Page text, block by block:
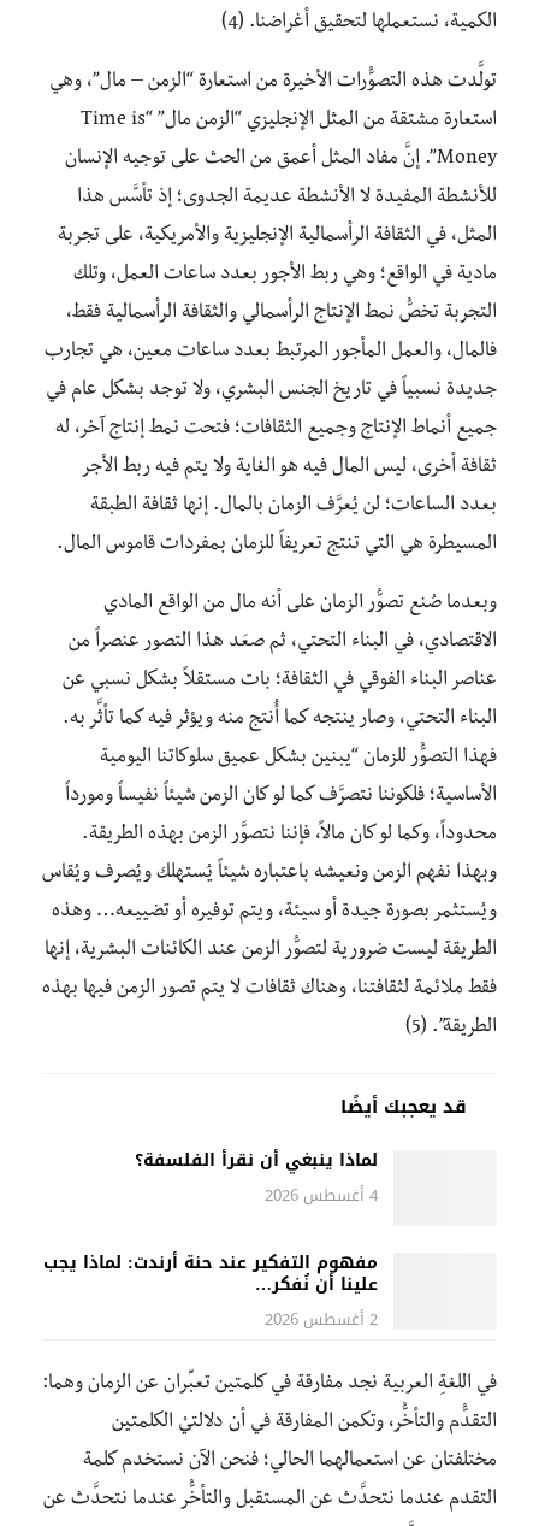
الكمية، نستعملها لتحقيق أغراضنا. (4)
تولَّدت هذه التصوُّرات الأخيرة من استعارة “الزمن – مال”، وهي
استعارة مشتقة من المثل الإنجليزي “الزمن مال” “Time is
Money”. إنَّ مفاد المثل أعمق من الحث على توجيه الإنسان
للأنشطة المفيدة لا الأنشطة عديمة الجدوى؛ إذ تأسَّس هذا
المثل، في الثقافة الرأسمالية الإنجليزية والأمريكية، على تجربة
مادية في الواقع؛ وهي ربط الأجور بعدد ساعات العمل، وتلك
التجربة تخصُّ نمط الإنتاج الرأسمالي والثقافة الرأسمالية فقط،
فالمال، والعمل المأجور المرتبط بعدد ساعات معين، هي تجارب
جديدة نسبياً في تاريخ الجنس البشري، ولا توجد بشكل عام في
جميع أنماط الإنتاج وجميع الثقافات؛ فتحت نمط إنتاج آخر، له
ثقافة أخرى، ليس المال فيه هو الغاية ولا يتم فيه ربط الأجر
بعدد الساعات؛ لن يُعرَّف الزمان بالمال. إنها ثقافة الطبقة
المسيطرة هي التي تنتج تعريفاً للزمان بمفردات قاموس المال.
وبعدما صُنع تصوُّر الزمان على أنه مال من الواقع المادي
الاقتصادي، في البناء التحتي، ثم صعَد هذا التصور عنصراً من
عناصر البناء الفوقي في الثقافة؛ بات مستقلاً بشكل نسبي عن
البناء التحتي، وصار ينتجه كما أُنتج منه ويؤثر فيه كما تأثَّر به.
فهذا التصوُّر للزمان “يبنين بشكل عميق سلوكاتنا اليومية
الأساسية؛ فلكوننا نتصرَّف كما لو كان الزمن شيئاً نفيساً ومورداً
محدوداً، وكما لو كان مالاً، فإننا نتصوَّر الزمن بهذه الطريقة.
وبهذا نفهم الزمن ونعيشه باعتباره شيئاً يُستهلك ويُصرف ويُقاس
ويُستثمر بصورة جيدة أو سيئة، ويتم توفيره أو تضييعه… وهذه
الطريقة ليست ضرورية لتصوُّر الزمن عند الكائنات البشرية، إنها
فقط ملائمة لثقافتنا، وهناك ثقافات لا يتم تصور الزمن فيها بهذه
الطريقة”. (5)
قد يعجبك أيضًا
لماذا ينبغي أن نقرأ الفلسفة؟
4 أغسطس 2026
مفهوم التفكير عند حنة أرندت: لماذا يجب
علينا أن نُفكر…
2 أغسطس 2026
في اللغةِ العربية نجد مفارقة في كلمتين تعبِّران عن الزمان وهما:
التقدُّم والتأخُّر، وتكمن المفارقة في أن دلالتيْ الكلمتين
مختلفتان عن استعمالهما الحالي؛ فنحن الآن نستخدم كلمة
التقدم عندما نتحدَّث عن المستقبل والتأخُّر عندما نتحدَّث عن